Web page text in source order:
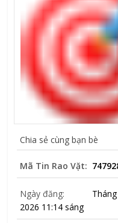
Chia sẻ cùng bạn bè
Mã Tin Rao Vặt:
Ngày đăng:
2026 11:14 sáng